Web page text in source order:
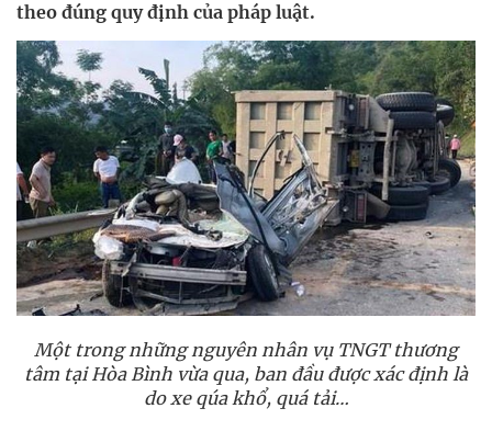
theo đúng quy định của pháp luật.
Một trong những nguyên nhân vụ TNGT thương
tâm tại Hòa Bình vừa qua, ban đầu được xác định là
do xe qúa khổ, quá tải…